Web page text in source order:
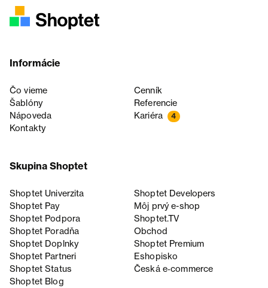
Informácie
Čo vieme
Cenník
Šablóny
Referencie
Nápoveda
Kariéra 4
Kontakty
Skupina Shoptet
Shoptet Univerzita
Shoptet Developers
Shoptet Pay
Môj prvý e-shop
Shoptet Podpora
Shoptet.TV
Shoptet Poradňa
Obchod
Shoptet Doplnky
Shoptet Premium
Shoptet Partneri
Eshopisko
Shoptet Status
Česká e‑commerce
Shoptet Blog